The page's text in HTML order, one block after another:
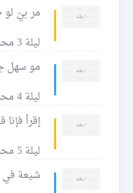
مر بيّ
ليلة 3 محرم 1440 للهجرة
مو سهل
ليلة 4 محرم 1440 للهجرة
إقرأ فإنا
ليلة 5 محرم 1440 للهجرة
شيعة في